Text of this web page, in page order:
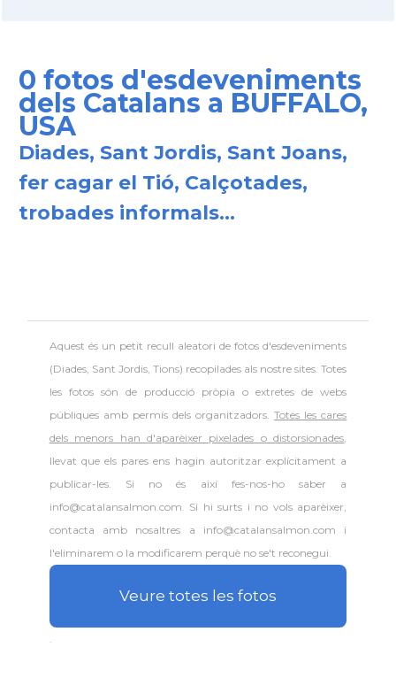
0 fotos d'esdeveniments
dels Catalans a BUFFALO,
USA
Diades, Sant Jordis, Sant Joans,
fer cagar el Tió, Calçotades,
trobades informals...
Aquest és un petit recull aleatori defotos d'esdeveniments
(Diades, Sant Jordis, Tions) recopilades als nostre sites. Totes
les fotos són de producció pròpia o extretes de webs
públiques amb permís dels organitzadors.Totes les cares
dels menors han d'aparèixer pixelades o distorsionades,
llevat que els pares ens hagin autoritzar explícitament a
publicar-les. Si no és així fes-nos-ho saber a
info@catalansalmon.com. Si hi surts i no vols aparèixer,
contacta amb nosaltres a info@catalansalmon.com i
l'eliminarem o la modificarem perquè no se't reconegui.
Veure totes les fotos